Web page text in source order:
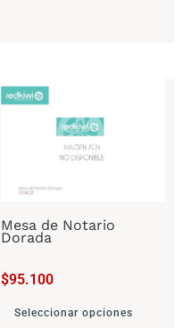
Mesa de Notario
Dorada
$95.100
Seleccionar opciones